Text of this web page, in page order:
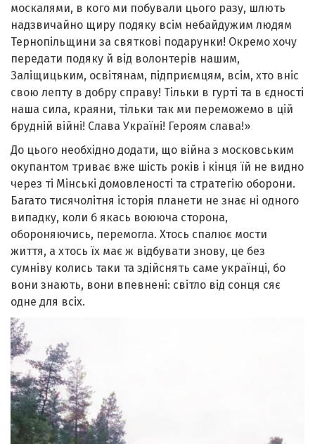
москалями, в кого ми побували цього разу, шлють
надзвичайно щиру подяку всім небайдужим людям
Тернопільщини за святкові подарунки! Окремо хочу
передати подяку й від волонтерів нашим,
Заліщицьким, освітянам, підприємцям, всім, хто вніс
свою лепту в добру справу! Тільки в гурті та в єдності
наша сила, краяни, тільки так ми переможемо в цій
брудній війні! Слава Україні! Героям слава!»
До цього необхідно додати, що війна з московським
окупантом триває вже шість років і кінця їй не видно
через ті Мінські домовленості та стратегію оборони.
Багато тисячолітня історія планети не знає ні одного
випадку, коли б якась воююча сторона,
обороняючись, перемогла. Хтось спалює мости
життя, а хтось їх має ж відбувати знову, це без
сумніву колись таки та здійснять саме українці, бо
вони знають, вони впевнені: світло від сонця сяє
одне для всіх.